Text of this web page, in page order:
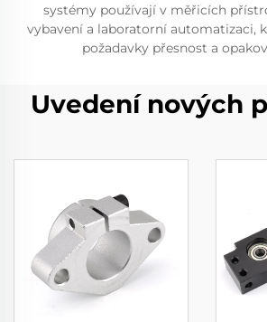
systémy používají v měřicích
vybavení a laboratorní automatizaci,
požadavky přesnost a
Uvedení nových